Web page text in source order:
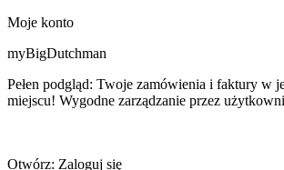
Moje konto
myBigDutchman
Pełen podgląd: Twoje zamówienia i faktury w
miejscu! Wygodne zarządzanie
Otwórz: Zaloguj się